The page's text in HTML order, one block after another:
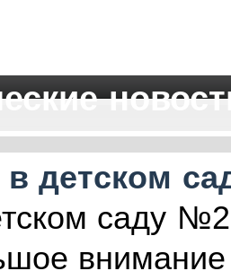
детском
саду
внимание